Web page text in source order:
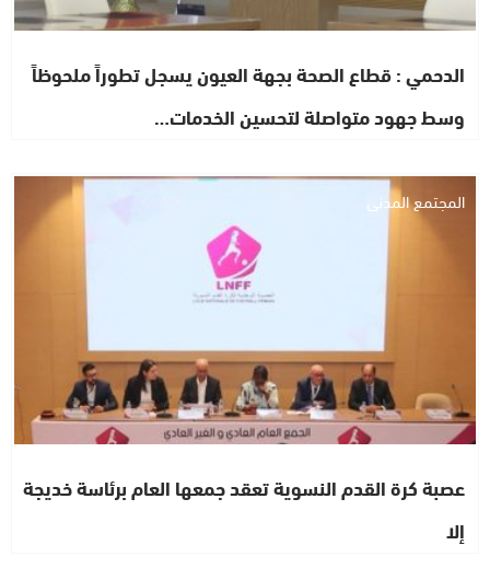
الدحمي : قطاع الصحة بجهة العيون يسجل تطوراً ملحوظاً
وسط جهود متواصلة لتحسين الخدمات…
المجتمع المدني
عصبة كرة القدم النسوية تعقد جمعها العام برئاسة خديجة
إلا